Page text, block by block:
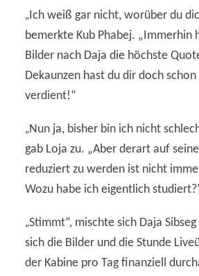
„Ich weiß gar nicht, worüber du
bemerkte Kub Phabej. „Immerhin
Bilder nach Daja die höchste
Dekaunzen hast du dir doch schon
verdient!“
„Nun ja, bisher bin ich nicht
gab Loja zu. „Aber derart auf
reduziert zu werden ist nicht
Wozu habe ich eigentlich
„Stimmt“, mischte sich Daja
sich die Bilder und die Stunde
der Kabine pro Tag finanziell